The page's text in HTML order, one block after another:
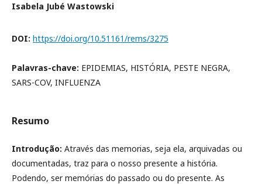
Isabela Jubé Wastowski
DOI: https://doi.org/10.51161/rems/3275
Palavras-chave: EPIDEMIAS, HISTÓRIA, PESTE NEGRA,
SARS-COV, INFLUENZA
Resumo
Introdução: Através das memorias, seja ela, arquivadas ou
documentadas, traz para o nosso presente a história.
Podendo, ser memórias do passado ou do presente. As